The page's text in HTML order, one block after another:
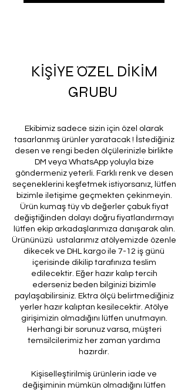
KİŞİYE ÖZEL DİKİM
GRUBU
Ekibimiz sadece sizin için özel olarak
tasarlanmış ürünler yaratacak ! İstediğiniz
desen ve rengi beden ölçülerinizle birlikte
DM veya WhatsApp yoluyla bize
göndermeniz yeterli. Farklı renk ve desen
seçeneklerini keşfetmek istiyorsanız, lütfen
bizimle iletişime geçmekten çekinmeyin.
Ürün kumaş tüy vb değerler çabuk fiyat
değiştiğinden dolayı doğru fiyatlandırmayı
lütfen ekip arkadaşlarımıza danışarak alın.
Ürününüzü ustalarımız atölyemizde özenle
dikecek ve DHL kargo ile 7-12 iş günü
içerisinde dikilip tarafınıza teslim
edilecektir. Eğer hazır kalıp tercih
ederseniz beden bilginizi bizimle
paylaşabilirsiniz. Ektra ölçü belirtmediğiniz
yerler hazır kalıptan kesilecektir. Atölye
girişimizin olmadığını lütfen unutmayın.
Herhangi bir sorunuz varsa, müşteri
temsilcilerimiz her zaman yardıma
hazırdır.
Kişiselleştirilmiş ürünlerin iade ve
değişiminin mümkün olmadığını lütfen